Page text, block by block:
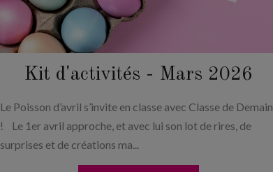
Kit d'activités - Mars 2026
Le Poisson d’avril s’invite en classe avec Classe de Demain
! Le 1er avril approche, et avec lui son lot de rires, de
surprises et de créations ma...